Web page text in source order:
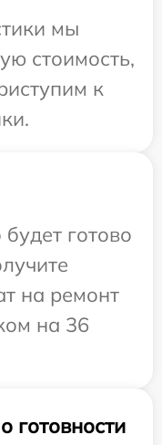
мы
стоимость,
к
готово
на ремонт
на 36
готовности